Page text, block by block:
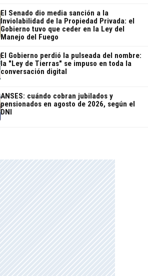
El Senado dio media sanción a la
Inviolabilidad de la Propiedad Privada: el
Gobierno tuvo que ceder en la Ley del
Manejo del Fuego
El Gobierno perdió la pulseada del nombre:
la "Ley de Tierras" se impuso en toda la
conversación digital
ANSES: cuándo cobran jubilados y
pensionados en agosto de 2026, según el
DNI